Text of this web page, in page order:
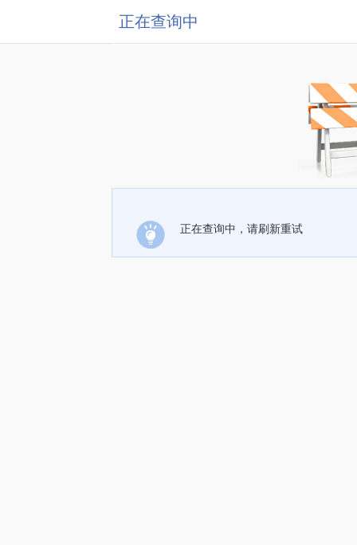
正在查询中
正在查询中，请刷新重试